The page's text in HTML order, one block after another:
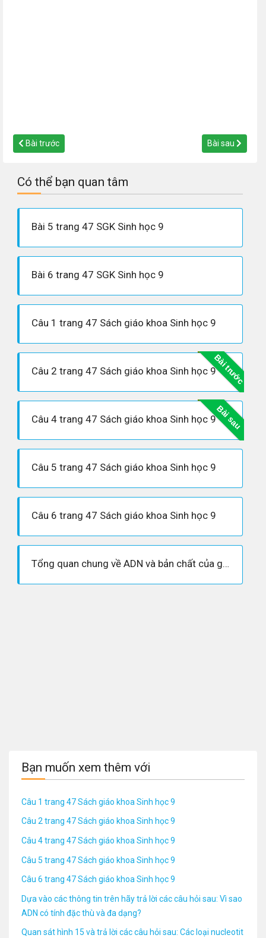
Bài trước Bài sau
Có thể bạn quan tâm
Bài 5 trang 47 SGK Sinh học 9
Bài 6 trang 47 SGK Sinh học 9
Câu 1 trang 47 Sách giáo khoa Sinh học 9
Bài trước
Câu 2 trang 47 Sách giáo khoa Sinh học 9
Bài sau
Câu 4 trang 47 Sách giáo khoa Sinh học 9
Câu 5 trang 47 Sách giáo khoa Sinh học 9
Câu 6 trang 47 Sách giáo khoa Sinh học 9
Tổng quan chung về ADN và bản chất của gen - quá trình nhân đôi ADN
Bạn muốn xem thêm với
Câu 1 trang 47 Sách giáo khoa Sinh học 9
Câu 2 trang 47 Sách giáo khoa Sinh học 9
Câu 4 trang 47 Sách giáo khoa Sinh học 9
Câu 5 trang 47 Sách giáo khoa Sinh học 9
Câu 6 trang 47 Sách giáo khoa Sinh học 9
Dựa vào các thông tin trên hãy trả lời các câu hỏi sau: Vì sao
ADN có tính đặc thù và đa dạng?
Quan sát hình 15 và trả lời các câu hỏi sau: Các loại nucleotit